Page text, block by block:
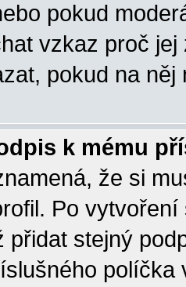
pokud
vzkaz proč
pokud na něj
k mému
že si
Po
přidat stejný
políčka